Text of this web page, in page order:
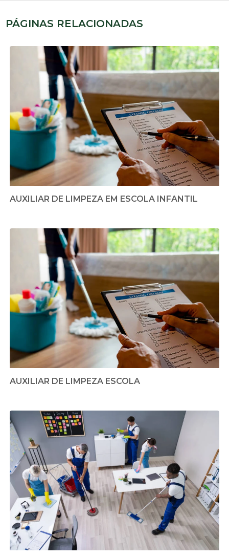
PÁGINAS RELACIONADAS
AUXILIAR DE LIMPEZA EM ESCOLA INFANTIL
AUXILIAR DE LIMPEZA ESCOLA